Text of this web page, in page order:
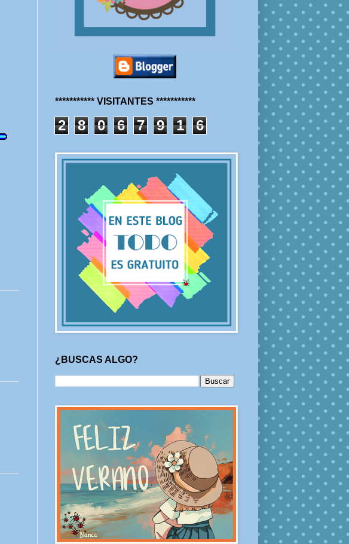
*********** VISITANTES ***********
2 8 0 6 7 9 1 6
¿BUSCAS ALGO?